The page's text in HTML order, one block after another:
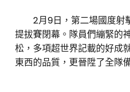
2月9日，第二場國度射
提拔賽閉幕。隊員們繃緊的
松，多項超世界記載的好成
東西的品質，更晉陞了全隊